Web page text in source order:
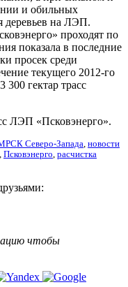
и обильных
деревьев на ЛЭП.
проходят по
показала в последние
просек среди
текущего 2012-го
300 гектар трасс
ЛЭП «Псковэнерго».
Северо-Запада, новости
, Псковэнерго, расчистка
чтобы